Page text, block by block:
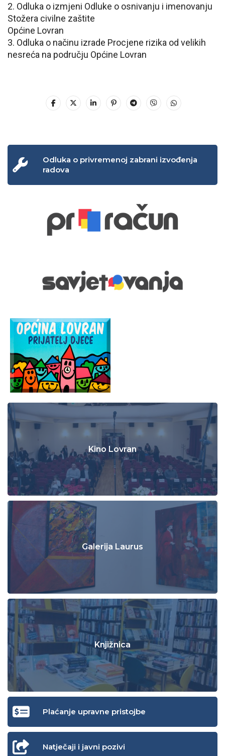
2. Odluka o izmjeni Odluke o osnivanju i imenovanju
Stožera civilne zaštite
Općine Lovran
3. Odluka o načinu izrade Procjene rizika od velikih
nesreća na području Općine Lovran
Odluka o privremenoj zabrani izvođenja
radova
Kino Lovran
Galerija Laurus
Knjižnica
Plaćanje upravne pristojbe
Natječaji i javni pozivi